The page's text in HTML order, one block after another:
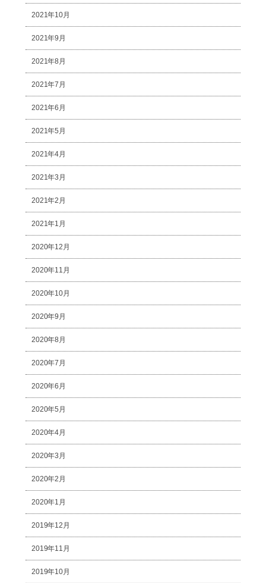
2021年10月
2021年9月
2021年8月
2021年7月
2021年6月
2021年5月
2021年4月
2021年3月
2021年2月
2021年1月
2020年12月
2020年11月
2020年10月
2020年9月
2020年8月
2020年7月
2020年6月
2020年5月
2020年4月
2020年3月
2020年2月
2020年1月
2019年12月
2019年11月
2019年10月